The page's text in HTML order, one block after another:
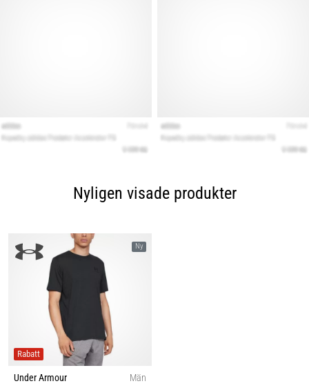
Nyligen visade produkter
Ny
Rabatt
Under Armour
Män